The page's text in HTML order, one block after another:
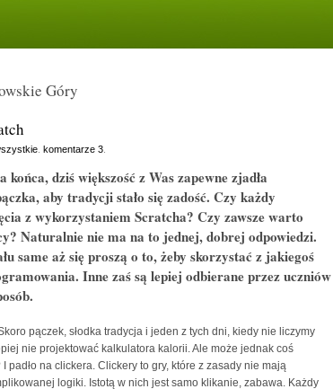
Góry
. komentarze 3.
końca, dziś większość z Was zapewne zjadła
aby tradycji stało się zadość. Czy każdy
z wykorzystaniem Scratcha? Czy zawsze warto
Naturalnie nie ma na to jednej, dobrej odpowiedzi.
same aż się proszą o to, żeby skorzystać z jakiegoś
Inne zaś są lepiej odbierane przez uczniów
pączek, słodka tradycja i jeden z tych dni, kiedy nie liczymy
nie projektować kalkulatora kalorii. Ale może jednak coś
padło na clickera. Clickery to gry, które z zasady nie mają
logiki. Istotą w nich jest samo klikanie, zabawa. Każdy